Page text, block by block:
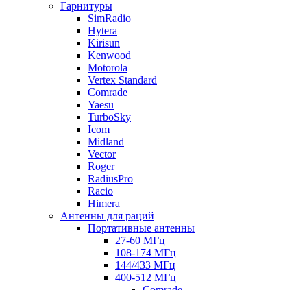
Гарнитуры
SimRadio
Hytera
Kirisun
Kenwood
Motorola
Vertex Standard
Comrade
Yaesu
TurboSky
Icom
Midland
Vector
Roger
RadiusPro
Racio
Himera
Антенны для раций
Портативные антенны
27-60 МГц
108-174 МГц
144/433 МГц
400-512 МГц